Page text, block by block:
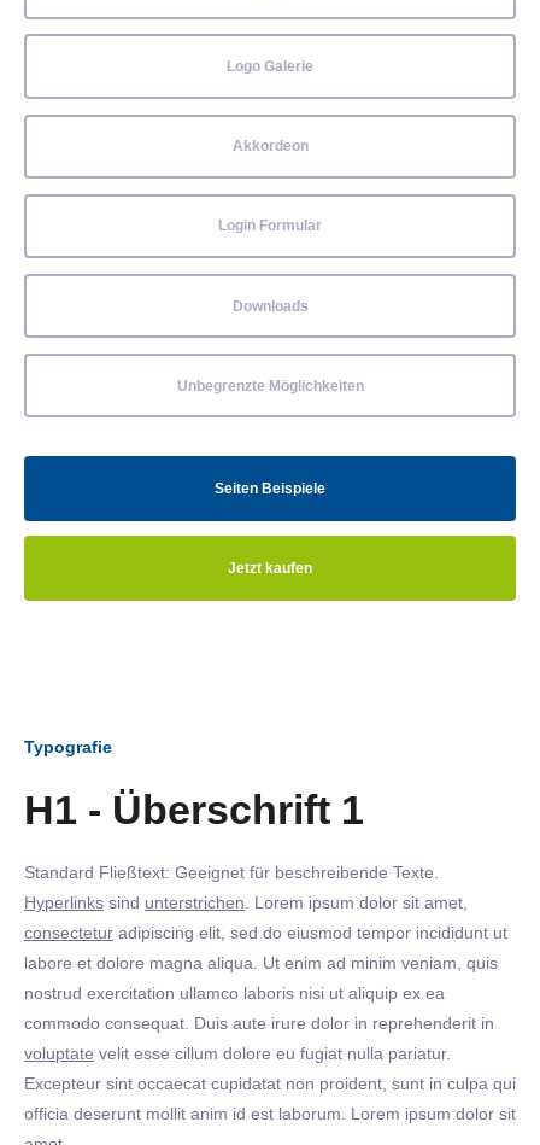
Logo Galerie
Akkordeon
Login Formular
Downloads
Unbegrenzte Möglichkeiten
Seiten Beispiele
Jetzt kaufen
Typografie
H1 - Überschrift 1
Standard Fließtext: Geeignet für beschreibende Texte.
Hyperlinks sind unterstrichen . Lorem ipsum dolor sit amet,
consectetur adipiscing elit, sed do eiusmod tempor incididunt ut
labore et dolore magna aliqua. Ut enim ad minim veniam, quis
nostrud exercitation ullamco laboris nisi ut aliquip ex ea
commodo consequat. Duis aute irure dolor in reprehenderit in
voluptate velit esse cillum dolore eu fugiat nulla pariatur.
Excepteur sint occaecat cupidatat non proident, sunt in culpa qui
officia deserunt mollit anim id est laborum. Lorem ipsum dolor sit